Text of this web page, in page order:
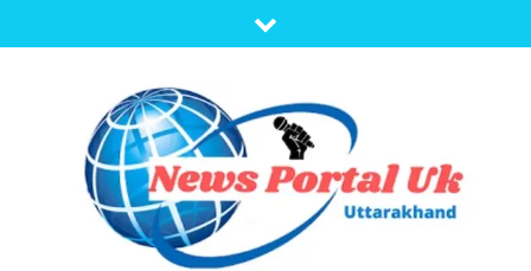
to